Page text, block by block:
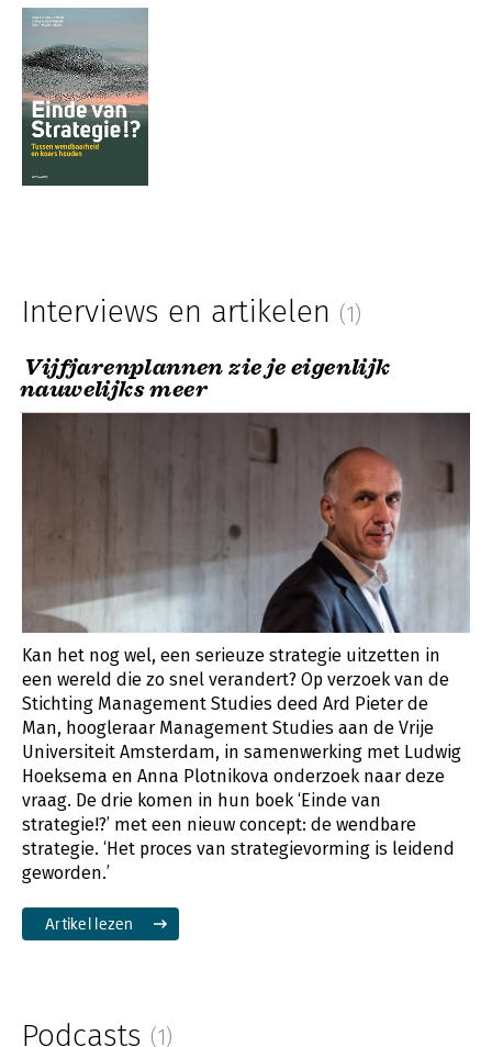
Interviews en artikelen (1)
Vijfjarenplannen zie je eigenlijk
nauwelijks meer
Kan het nog wel, een serieuze strategie uitzetten in
een wereld die zo snel verandert? Op verzoek van de
Stichting Management Studies deed Ard Pieter de
Man, hoogleraar Management Studies aan de Vrije
Universiteit Amsterdam, in samenwerking met Ludwig
Hoeksema en Anna Plotnikova onderzoek naar deze
vraag. De drie komen in hun boek ‘Einde van
strategie!?’ met een nieuw concept: de wendbare
strategie. ‘Het proces van strategievorming is leidend
geworden.’
Artikel lezen
Podcasts (1)